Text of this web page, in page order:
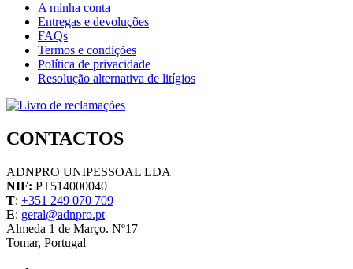
A minha conta
Entregas e devoluções
FAQs
Termos e condições
Política de privacidade
Resolução alternativa de litígios
CONTACTOS
ADNPRO UNIPESSOAL LDA
NIF: PT514000040
T: +351 249 070 709
E: geral@adnpro.pt
Almeda 1 de Março. Nº17
Tomar, Portugal